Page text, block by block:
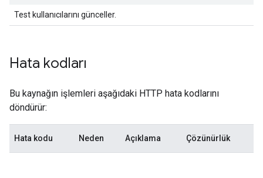
Test kullanıcılarını günceller.
Hata kodları
Bu kaynağın işlemleri aşağıdaki HTTP hata kodlarını
döndürür:
Hata kodu Neden Açıklama Çözünürlük